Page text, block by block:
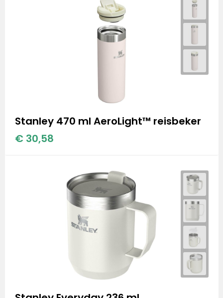
Stanley 470 ml AeroLight™ reisbeker
€ 30,58